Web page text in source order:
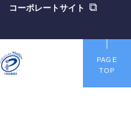
コーポレートサイト
PAGE
TOP